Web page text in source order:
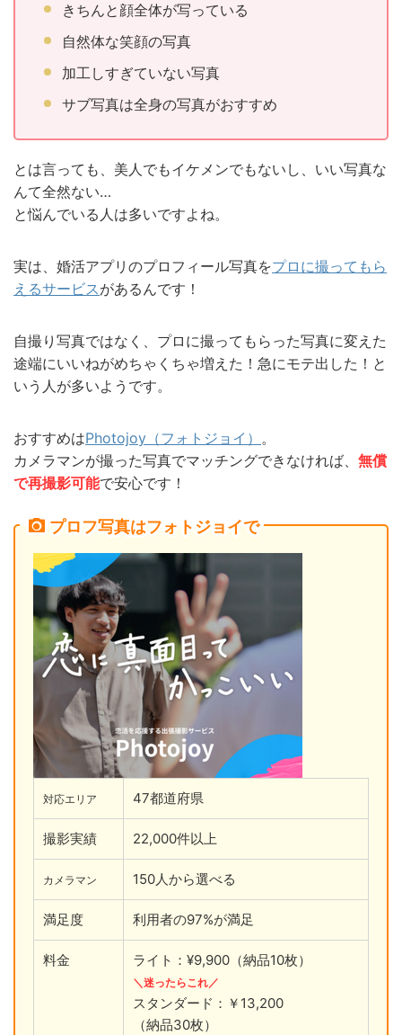
きちんと顔全体が写っている
自然体な笑顔の写真
加工しすぎていない写真
サブ写真は全身の写真がおすすめ
とは言っても、美人でもイケメンでもないし、いい写真な
んて全然ない…
と悩んでいる人は多いですよね。
実は、婚活アプリのプロフィール写真をプロに撮ってもら
えるサービスがあるんです！
自撮り写真ではなく、プロに撮ってもらった写真に変えた
途端にいいねがめちゃくちゃ増えた！急にモテ出した！と
いう人が多いようです。
おすすめはPhotojoy（フォトジョイ） 。
カメラマンが撮った写真でマッチングできなければ、 無償
で再撮影可能で安心です！
プロフ写真はフォトジョイで
対応エリア 47都道府県
撮影実績 22,000件以上
カメラマン 150人から選べる
満足度 利用者の97%が満足
料金 ライト：¥9,900（納品10枚）
＼迷ったらこれ／
スタンダード：￥13,200
（納品30枚）